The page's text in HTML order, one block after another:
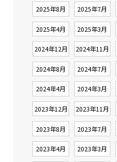
2025年8月 2025年7月
2025年4月 2025年3月
2024年12月 2024年11月
2024年8月 2024年7月
2024年4月 2024年3月
2023年12月 2023年11月
2023年8月 2023年7月
2023年4月 2023年3月